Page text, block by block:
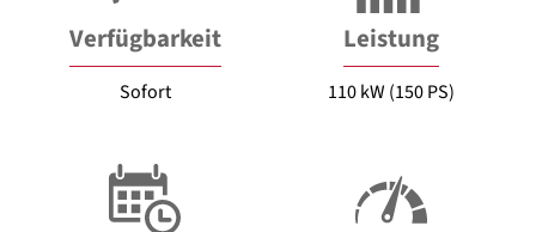
Verfügbarkeit
Sofort
Leistung
110 kW (150 PS)